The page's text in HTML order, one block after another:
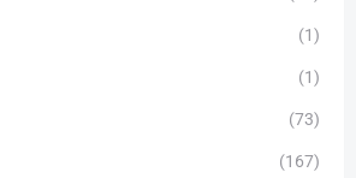
(1)
(1)
(73)
(167)